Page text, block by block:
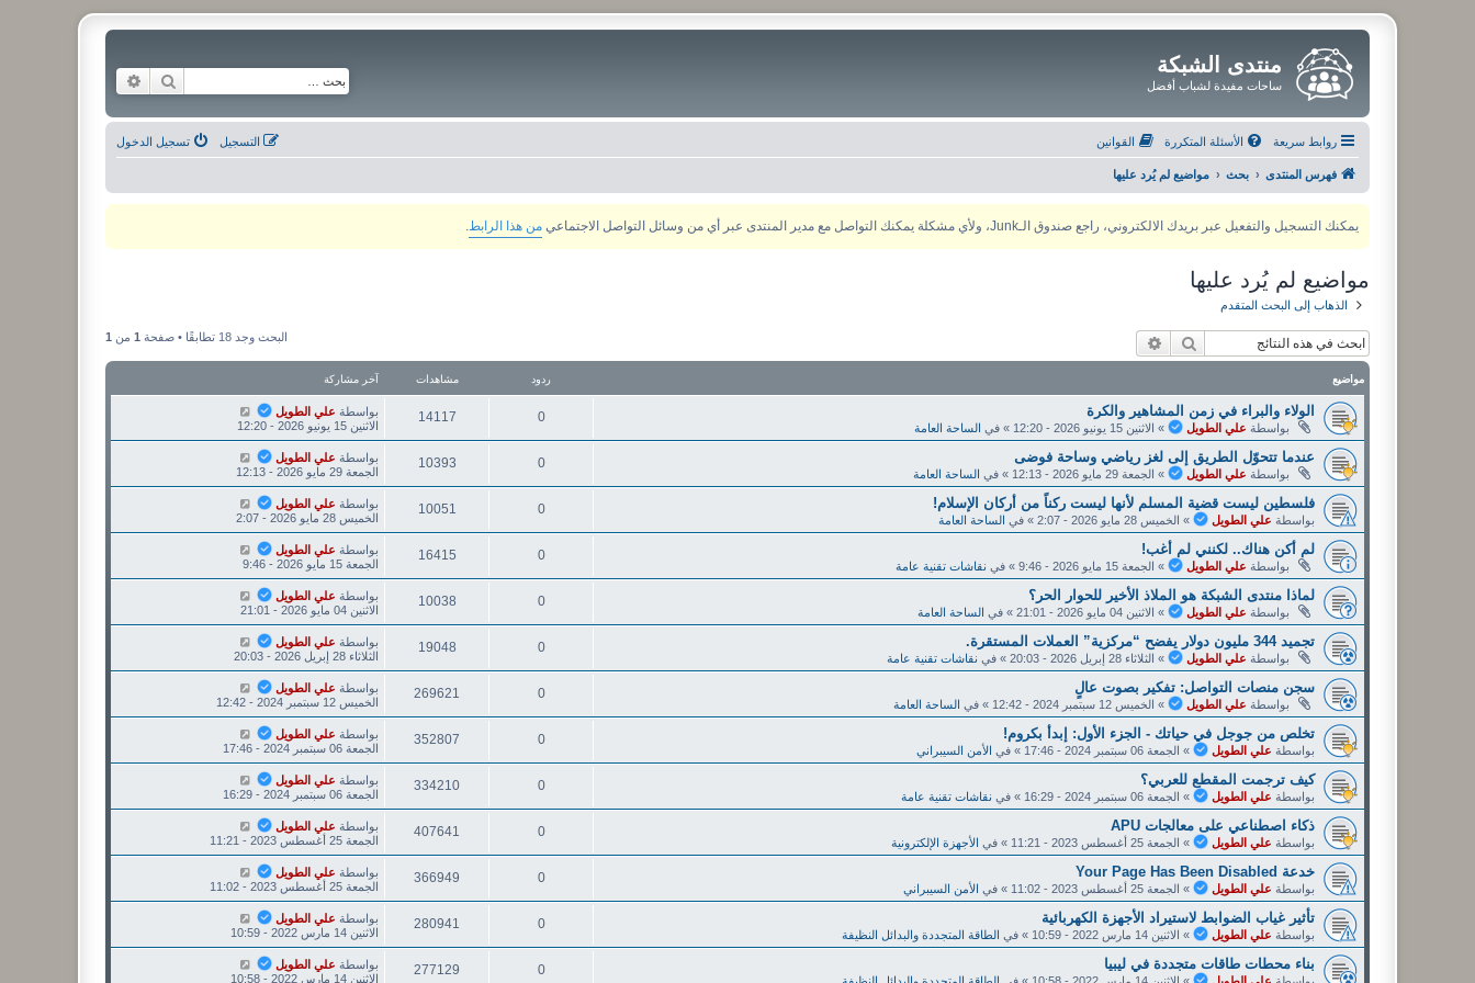
منتدى الشبكة
ساحات مفيدة لشباب أفضل بحث
روابط سريعة الأسئلة المتكررة القوانين تسجيل الدخول التسجيل
فهرس المنتدى بحث مواضيع لم يُرد عليها
يمكنك التسجيل والتفعيل عبر بريدك الالكتروني، راجع صندوق الـJunk، ولأي مشكلة يمكنك التواصل مع مدير المنتدى عبر أي من وسائل التواصل الاجتماعي من هذا الرابط
مواضيع لم يُرد عليها
الذهاب إلى البحث المتقدم
بحث البحث وجد 18 تطابقًا • صفحة 1 من 1
مواضيع ردود مشاهدات آخر مشاركة
الولاء والبراء في زمن المشاهير والكرة
بواسطة علي الطويل » الاثنين 15 يونيو 2026 - 12:20 » في الساحة العامة
0
14117 بواسطة علي الطويل
الاثنين 15 يونيو 2026 - 12:20
عندما تتحوّل الطريق إلى لغز رياضي وساحة فوضى
بواسطة علي الطويل » الجمعة 29 مايو 2026 - 12:13 » في الساحة العامة
0
10393 بواسطة علي الطويل
الجمعة 29 مايو 2026 - 12:13
فلسطين ليست قضية المسلم لأنها ليست ركناً من أركان الإسلام!
بواسطة علي الطويل » الخميس 28 مايو 2026 - 2:07 » في الساحة العامة
0
10051 بواسطة علي الطويل
الخميس 28 مايو 2026 - 2:07
لم أكن هناك.. لكنني لم أغب!
بواسطة علي الطويل » الجمعة 15 مايو 2026 - 9:46 » في نقاشات تقنية عامة
0
16415 بواسطة علي الطويل
الجمعة 15 مايو 2026 - 9:46
لماذا منتدى الشبكة هو الملاذ الأخير للحوار الحر؟
بواسطة علي الطويل » الاثنين 04 مايو 2026 - 21:01 » في الساحة العامة
0
10038 بواسطة علي الطويل
الاثنين 04 مايو 2026 - 21:01
تجميد 344 مليون دولار يفضح “مركزية” العملات المستقرة.
بواسطة علي الطويل » الثلاثاء 28 إبريل 2026 - 20:03 » في نقاشات تقنية عامة
0
19048 بواسطة علي الطويل
الثلاثاء 28 إبريل 2026 - 20:03
سجن منصات التواصل: تفكير بصوت عالٍ
بواسطة علي الطويل » الخميس 12 سبتمبر 2024 - 12:42 » في الساحة العامة
0
269621 بواسطة علي الطويل
الخميس 12 سبتمبر 2024 - 12:42
تخلص من جوجل في حياتك - الجزء الأول: إبدأ بكروم!
بواسطة علي الطويل » الجمعة 06 سبتمبر 2024 - 17:46 » في الأمن السيبراني
0
352807 بواسطة علي الطويل
الجمعة 06 سبتمبر 2024 - 17:46
كيف ترجمت المقطع للعربي؟
بواسطة علي الطويل » الجمعة 06 سبتمبر 2024 - 16:29 » في نقاشات تقنية عامة
0
334210 بواسطة علي الطويل
الجمعة 06 سبتمبر 2024 - 16:29
ذكاء اصطناعي على معالجات APU
بواسطة علي الطويل » الجمعة 25 أغسطس 2023 - 11:21 » في الأجهزة الإلكترونية
0
407641 بواسطة علي الطويل
الجمعة 25 أغسطس 2023 - 11:21
خدعة Y‌‌‌o‌‌‌u‌‌‌r‌‌‌ P‌‌‌a‌‌‌‌‌g‌‌‌‌e‌‌‌ H‌‌‌a‌‌‌‌s‌‌‌ B‌‌‌e‌‌‌e‌‌‌‌n‌‌‌ D‌‌‌i‌‌‌s‌‌‌a‌‌‌b‌‌‌l‌‌‌e‌‌‌d‌‌
بواسطة علي الطويل » الجمعة 25 أغسطس 2023 - 11:02 » في الأمن السيبراني
0
366949 بواسطة علي الطويل
الجمعة 25 أغسطس 2023 - 11:02
تأثير غياب الضوابط لاستيراد الأجهزة الكهربائية
بواسطة علي الطويل » الاثنين 14 مارس 2022 - 10:59 » في الطاقة المتجددة والبدائل النظيفة
0
280941 بواسطة علي الطويل
الاثنين 14 مارس 2022 - 10:59
بناء محطات طاقات متجددة في ليبيا 0
277129 بواسطة علي الطويل
الاثنين 14 مارس 2022 - 10:58